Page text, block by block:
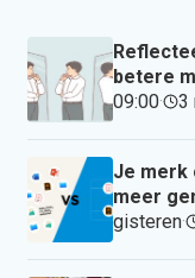
betere
09:00· 3
Je merk
meer
gisteren·